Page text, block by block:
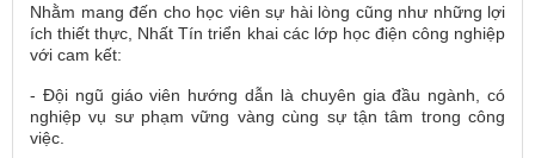
Nhằm mang đến cho học viên sự hài lòng cũng như những lợi
ích thiết thực, Nhất Tín triển khai các lớp học điện công nghiệp
với cam kết:
- Đội ngũ giáo viên hướng dẫn là chuyên gia đầu ngành, có
nghiệp vụ sư phạm vững vàng cùng sự tận tâm trong công
việc.